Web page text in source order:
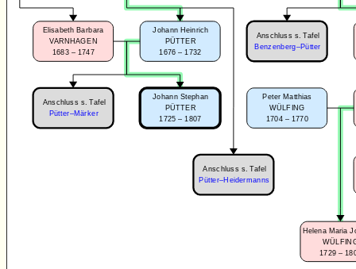
Anschluss s. Tafel
Pütter–Heidermanns
Johann Stephan
PÜTTER
1725 – 1807
Johann Heinrich
PÜTTER
1676 – 1732
Elisabeth Barbara
VARNHAGEN
1683 – 1747
Anschluss s. Tafel
Benzenberg–Pütter
Anschluss s. Tafel
Pütter–Märker
Peter Matthias
WÜLFING
1704 – 1770
Helena Maria
1729 –